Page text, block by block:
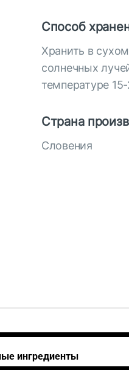
Способ
Хранить в
солнечных
температуре
Страна
Словения
ингредиенты